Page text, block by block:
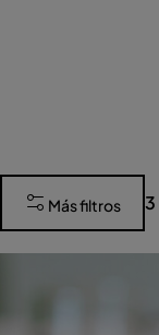
Más filtros 3